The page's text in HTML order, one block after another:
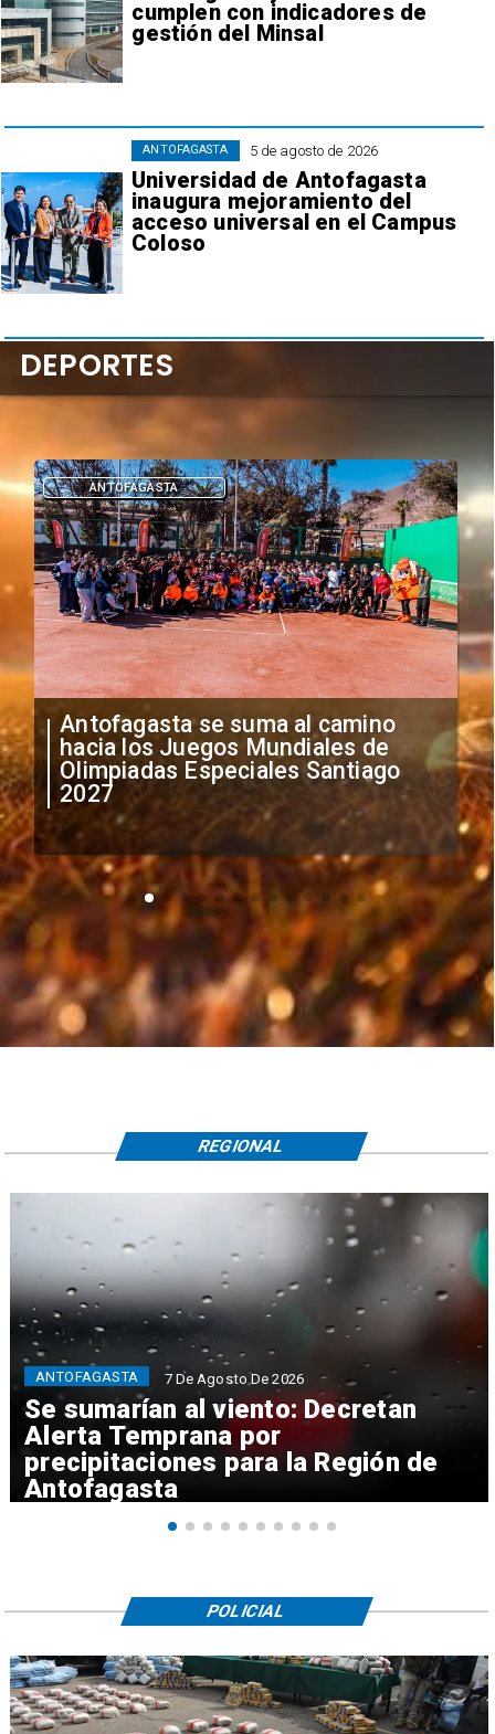
cumplen con indicadores de
gestión del Minsal
5 de agosto de 2026
Universidad de Antofagasta
inaugura mejoramiento del
acceso universal en el Campus
Coloso
ANTOFAGASTA
"Falta de profesionalismo": Sifup
anuncia medidas por situación
irregular de futbolistas
extranjeros
DEPORTES
DEPORTES
Se sumarían al viento: Decretan
Alerta Temprana por
precipitaciones para la Región de
Antofagasta
ANTOFAGASTA 7 De Agosto De 2026
REGIONAL
POLICIAL